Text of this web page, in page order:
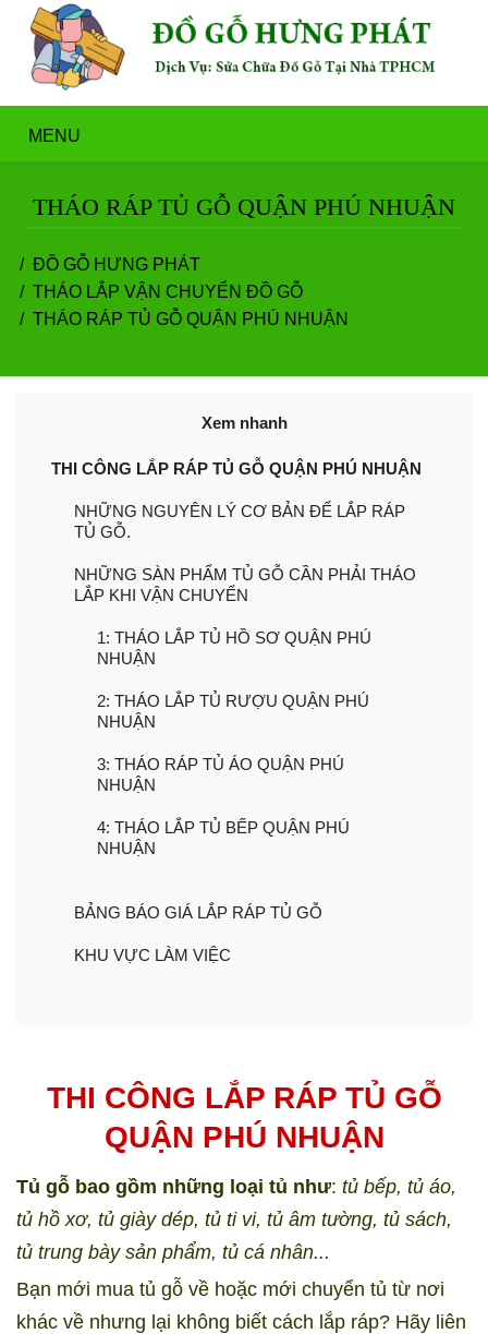
MENU
THÁO RÁP TỦ GỖ QUẬN PHÚ NHUẬN
ĐỒ GỖ HƯNG PHÁT
THÁO LẮP VẬN CHUYỂN ĐỒ GỖ
THÁO RÁP TỦ GỖ QUẬN PHÚ NHUẬN
Xem nhanh
​​​THI CÔNG LẮP RÁP TỦ GỖ QUẬN PHÚ NHUẬN
NHỮNG NGUYÊN LÝ CƠ BẢN ĐỂ LẮP RÁP
TỦ GỖ.
NHỮNG SÀN PHẨM TỦ GỖ CẦN PHẢI THÁO
LẮP KHI VẬN CHUYỂN
1: THÁO LẮP TỦ HỒ SƠ QUẬN PHÚ
NHUẬN
2: THÁO LẮP TỦ RƯỢU QUẬN PHÚ
NHUẬN
3: THÁO RÁP TỦ ÁO QUẬN PHÚ
NHUẬN
4: THÁO LẮP TỦ BẾP QUẬN PHÚ
NHUẬN
BẢNG BÁO GIÁ LẮP RÁP TỦ GỖ
KHU VỰC LÀM VIỆC
THI CÔNG LẮP RÁP TỦ GỖ
QUẬN PHÚ NHUẬN
Tủ gỗ bao gồm những loại tủ như: tủ bếp, tủ áo,
tủ hồ xơ, tủ giày dép, tủ ti vi, tủ âm tường, tủ sách,
tủ trung bày sản phẩm, tủ cá nhân...
Bạn mới mua tủ gỗ về hoặc mới chuyển tủ từ nơi
khác về nhưng lại không biết cách lắp ráp? Hãy liên